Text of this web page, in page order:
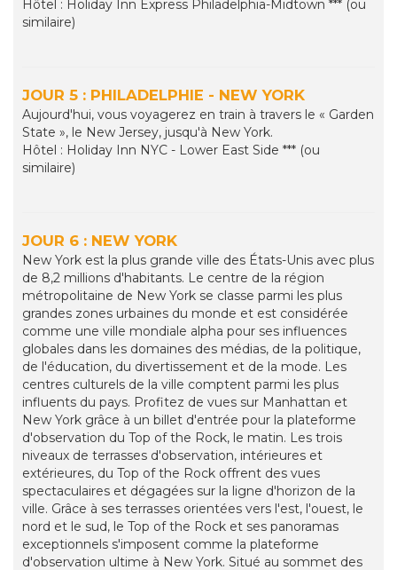
Hôtel : Holiday Inn Express Philadelphia-Midtown *** (ou
similaire)
JOUR 5 : PHILADELPHIE - NEW YORK
Aujourd'hui, vous voyagerez en train à travers le « Garden
State », le New Jersey, jusqu'à New York.
Hôtel : Holiday Inn NYC - Lower East Side *** (ou
similaire)
JOUR 6 : NEW YORK
New York est la plus grande ville des États-Unis avec plus
de 8,2 millions d'habitants. Le centre de la région
métropolitaine de New York se classe parmi les plus
grandes zones urbaines du monde et est considérée
comme une ville mondiale alpha pour ses influences
globales dans les domaines des médias, de la politique,
de l'éducation, du divertissement et de la mode. Les
centres culturels de la ville comptent parmi les plus
influents du pays. Profitez de vues sur Manhattan et
New York grâce à un billet d'entrée pour la plateforme
d'observation du Top of the Rock, le matin. Les trois
niveaux de terrasses d'observation, intérieures et
extérieures, du Top of the Rock offrent des vues
spectaculaires et dégagées sur la ligne d'horizon de la
ville. Grâce à ses terrasses orientées vers l'est, l'ouest, le
nord et le sud, le Top of the Rock et ses panoramas
exceptionnels s'imposent comme la plateforme
d'observation ultime à New York. Situé au sommet des